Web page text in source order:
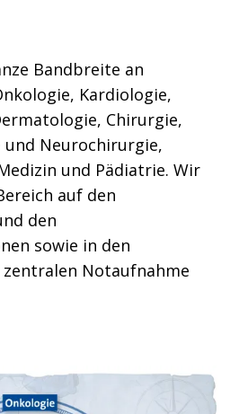
Bandbreite an
Kardiologie,
Chirurgie,
Neurochirurgie,
und Pädiatrie. Wir
auf den
den
sowie in den
Notaufnahme